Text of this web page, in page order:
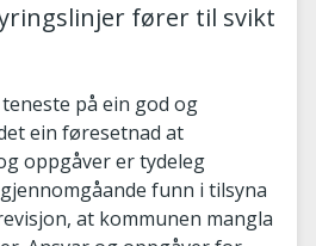
fører til svikt
på ein god og
ein føresetnad at
oppgåver er tydeleg
funn i tilsyna
at kommunen mangla